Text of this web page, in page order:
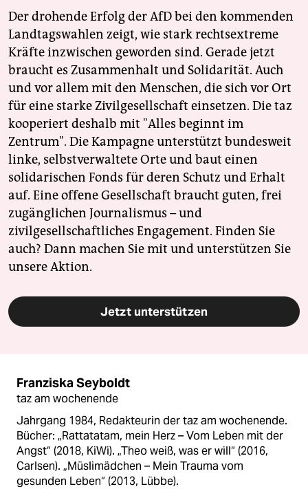
Der drohende Erfolg der AfD bei den kommenden
Landtagswahlen zeigt, wie stark rechtsextreme
Kräfte inzwischen geworden sind. Gerade jetzt
braucht es Zusammenhalt und Solidarität. Auch
und vor allem mit den Menschen, die sich vor Ort
für eine starke Zivilgesellschaft einsetzen. Die taz
kooperiert deshalb mit "Alles beginnt im
Zentrum". Die Kampagne unterstützt bundesweit
linke, selbstverwaltete Orte und baut einen
solidarischen Fonds für deren Schutz und Erhalt
auf. Eine offene Gesellschaft braucht guten, frei
zugänglichen Journalismus – und
zivilgesellschaftliches Engagement. Finden Sie
auch? Dann machen Sie mit und unterstützen Sie
unsere Aktion.
Jetzt unterstützen
Franziska Seyboldt
taz am wochenende
Jahrgang 1984, Redakteurin der taz am wochenende.
Bücher: „Rattatatam, mein Herz – Vom Leben mit der
Angst“ (2018, KiWi). „Theo weiß, was er will“ (2016,
Carlsen). „Müslimädchen – Mein Trauma vom
gesunden Leben“ (2013, Lübbe).